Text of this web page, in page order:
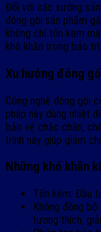
Đối với các xưởng
đóng gói sản phẩm
không chỉ tốn kém
khó khăn trong bảo trì.
Xu hướng đóng
Công nghệ đóng gói
pháp này dùng nhiệt
bảo vệ chắc chắn,
trình này giúp giảm
Những khó khăn
Tốn kém: Đầu
Không đồng
tương thích,